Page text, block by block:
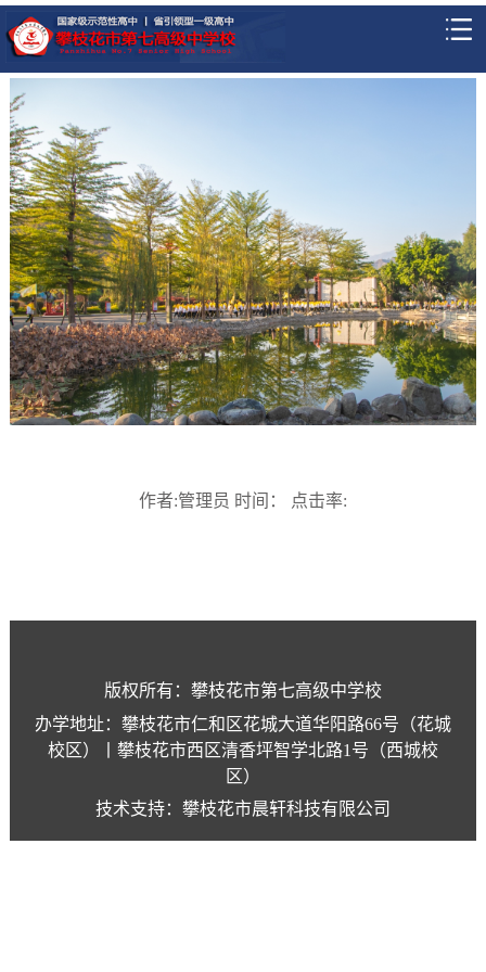
作者:管理员 时间： 点击率:
版权所有：攀枝花市第七高级中学校
办学地址：攀枝花市仁和区花城大道华阳路66号（花城
校区）丨攀枝花市西区清香坪智学北路1号（西城校
区）
技术支持：攀枝花市晨轩科技有限公司